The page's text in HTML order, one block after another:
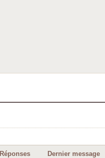
Réponses Dernier message